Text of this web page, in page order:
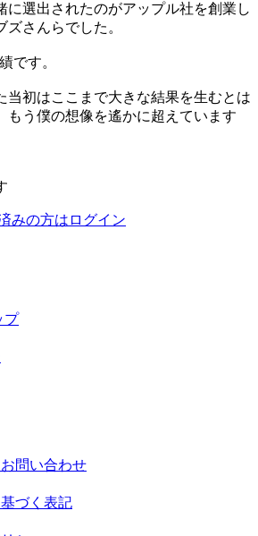
に選出されたのがアップル社を創業し
さんらでした。
です。
当初はここまで大きな結果を生むとは
もう僕の想像を遙かに超えています
みの方はログイン
プ
問い合わせ
づく表記